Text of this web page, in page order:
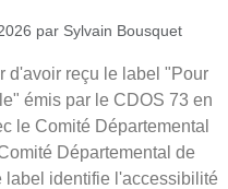
par Sylvain Bousquet
d'avoir reçu le label "Pour
émis par le CDOS 73 en
le Comité Départemental
Départemental de
label identifie l'accessibilité